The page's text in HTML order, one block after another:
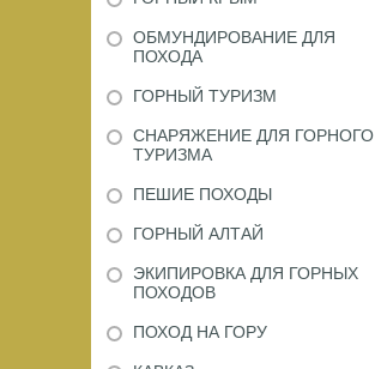
ОБМУНДИРОВАНИЕ ДЛЯ
ПОХОДА
ГОРНЫЙ ТУРИЗМ
СНАРЯЖЕНИЕ ДЛЯ ГОРНОГО
ТУРИЗМА
ПЕШИЕ ПОХОДЫ
ГОРНЫЙ АЛТАЙ
ЭКИПИРОВКА ДЛЯ ГОРНЫХ
ПОХОДОВ
ПОХОД НА ГОРУ